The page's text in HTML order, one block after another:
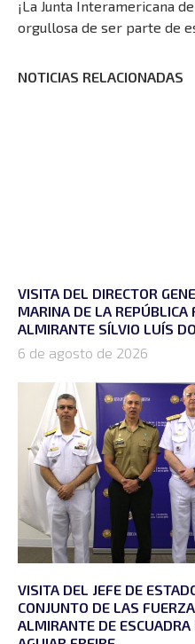
¡La Junta Interamericana
orgullosa de ser parte de
NOTICIAS RELACIONADAS
VISITA DEL DIRECTOR
MARINA DE LA REPÚBLICA
ALMIRANTE SÍLVIO LUÍS
6 de agosto de 2026
VISITA DEL JEFE DE
CONJUNTO DE LAS
ALMIRANTE DE ESCUADRA